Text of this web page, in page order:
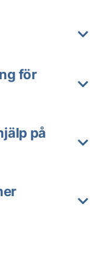
för
på